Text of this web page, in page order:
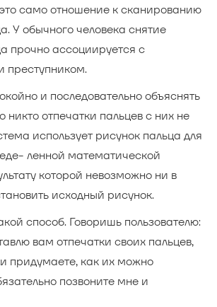
само отношение к сканированию
У обычного человека снятие
прочно ассоциируется с
преступником.
и последовательно объяснять
никто отпечатки пальцев с них не
использует рисунок пальца для
ленной математической
которой невозможно ни в
исходный рисунок.
способ. Говоришь пользователю:
вам отпечатки своих пальцев,
придумаете, как их можно
позвоните мне и